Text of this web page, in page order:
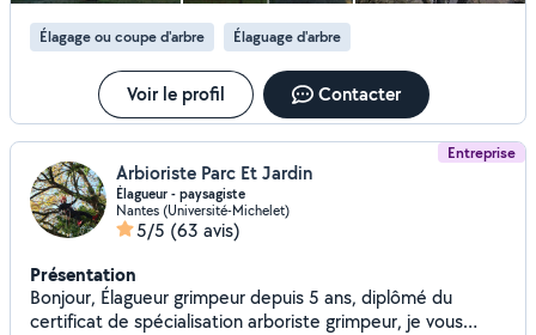
Élagage ou coupe d'arbre Élaguage d'arbre
Voir le profil Contacter
Entreprise
Arbioriste Parc Et Jardin
Élagueur - paysagiste
Nantes (Université-Michelet)
5/5 (63 avis)
Présentation
Bonjour, Élagueur grimpeur depuis 5 ans, diplômé du
certificat de spécialisation arboriste grimpeur, je vous